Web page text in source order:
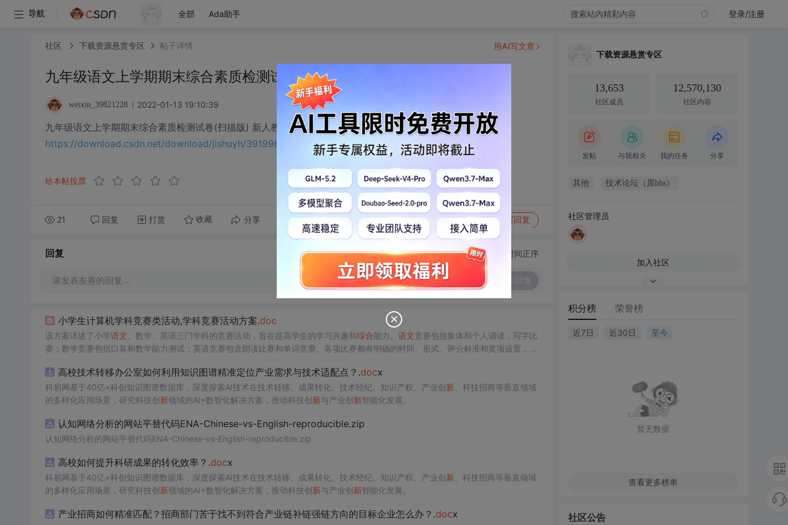
导航 全部 Ada助手 登录/注册
社区 下载资源悬赏专区 帖子详情
九年级语文上学期期末综合素质检测试卷(扫描版) 新人教版 试题.doc下载
weixin_39821228 2022-01-13 19:10:39
九年级语文上学期期末综合素质检测试卷(扫描版) 新人教版 试题.doc , 相关下载链接：
https://download.csdn.net/download/jishuyh/39199615?utm_source=bbsseo
给本帖投票
21 回复 打赏 收藏 分享 转发到动态 举报 写回复
用AI写文章
回复 切换为时间正序
请发表友善的回复…
小学生计算机学科竞赛类活动,学科竞赛活动方案.doc
该方案详述了小学语文 、数学、英语三门学科的竞赛活动，旨在提高学生的学习兴趣和综合能力。 语文竞赛包括集体和个人诵读，写字比
赛；数学竞赛包括口算和数学能力测试；英语竞赛包含朗读比赛和单词竞赛。各项比赛都有明确的时间、形式、评分标准和奖项设置，旨
高校技术转移办公室如何利用知识图谱精准定位产业需求与技术适配点？.docx
科易网基于40亿+科创知识图谱数据库，深度探索AI技术在技术转移、成果转化、技术经纪、知识产权、产业创新、科技招商等垂直领域
的多样化应用场景，研究科技创新领域的AI+数智化解决方案，推动科技创新与产业创新智能化发展。
认知网络分析的网站平替代码ENA-Chinese-vs-English-reproducible.zip
认知网络分析的网站平替代码ENA-Chinese-vs-English-reproducible.zip
高校如何提升科研成果的转化效率？.docx
科易网基于40亿+科创知识图谱数据库，深度探索AI技术在技术转移、成果转化、技术经纪、知识产权、产业创新、科技招商等垂直领域
的多样化应用场景，研究科技创新领域的AI+数智化解决方案，推动科技创新与产业创新智能化发展。
产业招商如何精准匹配？招商部门苦于找不到符合产业链补链强链方向的目标企业怎么办？.docx
下载资源悬赏专区
13,653
社区成员
12,570,130
社区内容
发帖 与我相关 我的任务 分享
其他 技术论坛（原bbs）
社区管理员
加入社区
积分榜 荣誉榜
近7日 近30日 至今
暂无数据
查看更多榜单
社区公告